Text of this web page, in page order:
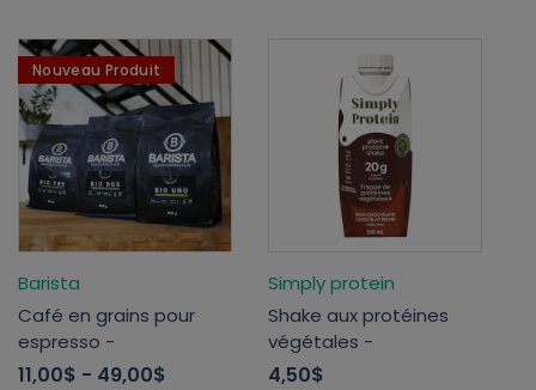
Nouveau Produit
Barista
Café en grains pour
espresso -
11,00$ - 49,00$
Simply protein
Shake aux protéines
végétales -
4,50$